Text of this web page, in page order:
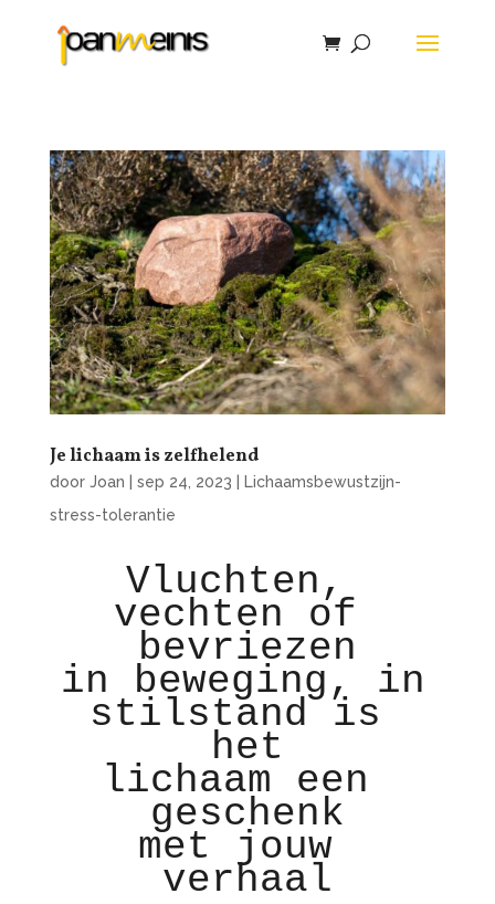
Je lichaam is zelfhelend
door Joan sep 24, 2023
Lichaamsbewustzijn-
stress-tolerantie
Vluchten,
vechten of
bevriezen
in beweging, in
stilstand is
het
lichaam een
geschenk
met jouw
verhaal